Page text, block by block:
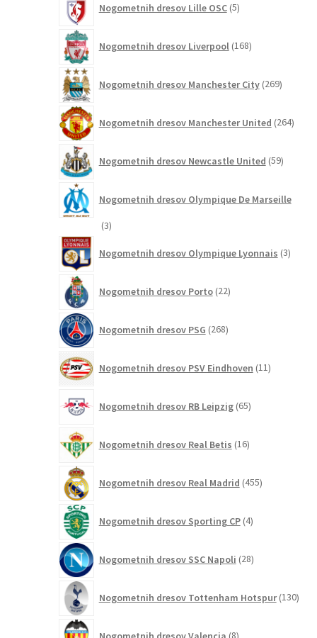
Nogometnih dresov Lille OSC 5izdelkov
Nogometnih dresov Liverpool 168izdelkov
Nogometnih dresov Manchester City 269izdelkov
Nogometnih dresov Manchester United 264
Nogometnih dresov Newcastle United 59izdelkov
Nogometnih dresov Olympique De Marseille
33
Nogometnih dresov Olympique Lyonnais 3izdelki
Nogometnih dresov Porto 22izdelkov
Nogometnih dresov PSG 268izdelkov
Nogometnih dresov PSV Eindhoven 11izdelkov
Nogometnih dresov RB Leipzig 65izdelkov
Nogometnih dresov Real Betis 16izdelkov
Nogometnih dresov Real Madrid 455izdelkov
Nogometnih dresov Sporting CP 4izdelki
Nogometnih dresov SSC Napoli 28izdelkov
Nogometnih dresov Tottenham Hotspur 130